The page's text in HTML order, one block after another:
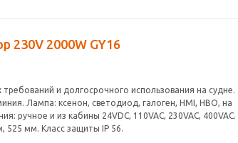
230V 2000W GY16
и долгосрочного использования на судне.
Лампа: ксенон, светодиод, галоген, HMI, HBO, на
ручное и из кабины 24VDC, 110VAC, 230VAC, 400VAC.
525 мм. Класс защиты IP 56.